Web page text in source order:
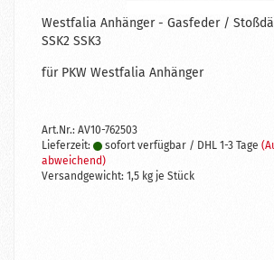
Westfalia Anhänger - Gasfeder /
SSK2 SSK3
für PKW Westfalia Anhänger
Art.Nr.: AV10-762503
Lieferzeit:
sofort verfügbar / DHL 1-3 Tage
abweichend)
Versandgewicht: 1,5 kg je Stück